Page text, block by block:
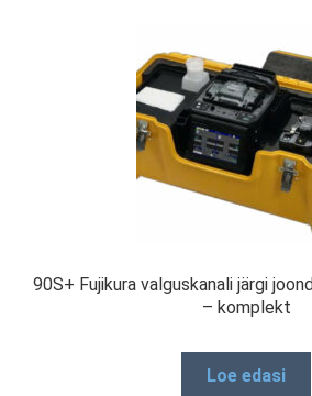
90S+ Fujikura valguskanali järgi
– komplekt
Loe edasi